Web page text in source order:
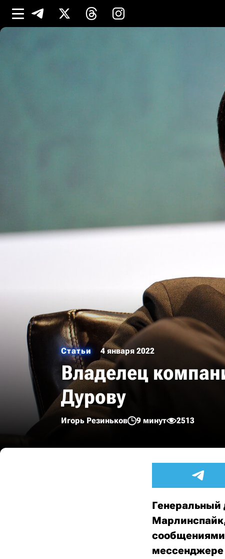
Статьи 4 января 2022
Владелец
Дурову
Игорь Резиньков 9 минут 2513
Генеральный
сообщениями
мессенджере